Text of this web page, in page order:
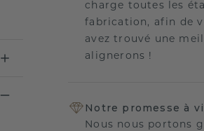
charge toutes les
fabrication, afin de
avez trouvé une
alignerons !
Notre promesse à
Nous nous portons